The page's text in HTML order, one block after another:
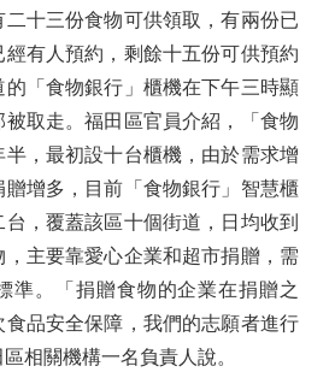
十三份食物可供領取，有兩份已
有人預約，剩餘十五份可供預約
「食物銀行」櫃機在下午三時顯
取走。福田區官員介紹，「食物
，最初設十台櫃機，由於需求增
贈增多，目前「食物銀行」智慧櫃
，覆蓋該區十個街道，日均收到
主要靠愛心企業和超市捐贈，需
準。「捐贈食物的企業在捐贈之
品安全保障，我們的志願者進行
相關機構一名負責人說。